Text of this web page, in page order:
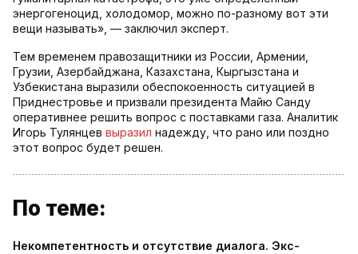
энергогеноцид, холодомор, можно по-разному вот эти
вещи называть», — заключил эксперт.
Тем временем правозащитники из России, Армении,
Грузии, Азербайджана, Казахстана, Кыргызстана и
Узбекистана выразили обеспокоенность ситуацией в
Приднестровье и призвали президента Майю Санду
оперативнее решить вопрос с поставками газа. Аналитик
Игорь Тулянцев выразил надежду, что рано или поздно
этот вопрос будет решен.
По теме:
Некомпетентность и отсутствие диалога. Экс-